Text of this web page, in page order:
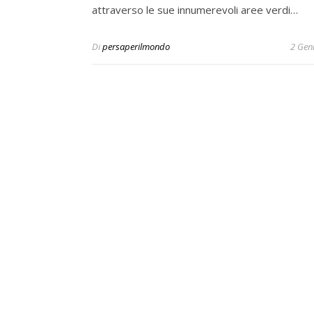
attraverso le sue innumerevoli aree verdi…
Dipersaperilmondo 2